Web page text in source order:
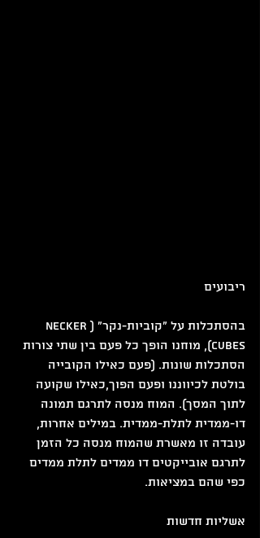
ריבועים
בהסתכלות על "קוביות-נקר" (necker
Cubes), מוחנו הופך כל פעם בין שתי צורות
הסתכלות שונות. (פעם כאילו הקובייה
בולטת לכיווננו ופעם הפוך,כאילו שקועה
לתוך המסך). המוח מנסה לתרגם תמונה
דו-ממדית לתלת-ממדית. במילים אחרות,
עובדה זו מאשרת שהמוח מנסה כל הזמן
לתרגם אובייקטים דו ממדים לתלת ממדים
כפי שהם במציאות.
אשליות חדשות